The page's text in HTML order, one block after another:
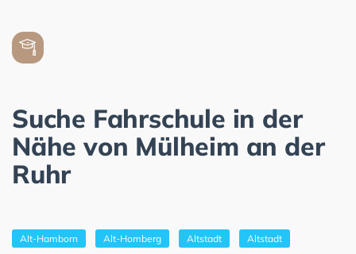
Suche Fahrschule in der
Nähe von Mülheim an der
Ruhr
Alt-Hamborn Alt-Homberg Altstadt Altstadt